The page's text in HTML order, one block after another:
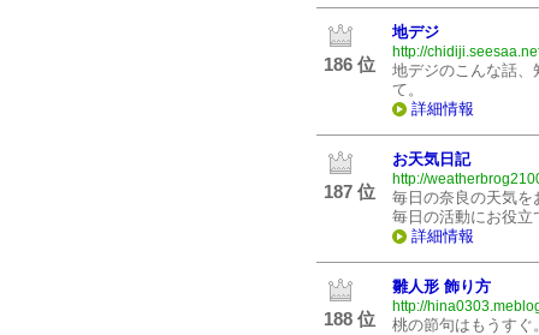
186 位
地デジ
http://
地デジのこんな話、
て。
詳細情報
187 位
お天気日記
http://
毎日の奈良の天気を
毎日の活動にお役立
詳細情報
188 位
雛人形 飾り方
http://
桃の節句はもうす